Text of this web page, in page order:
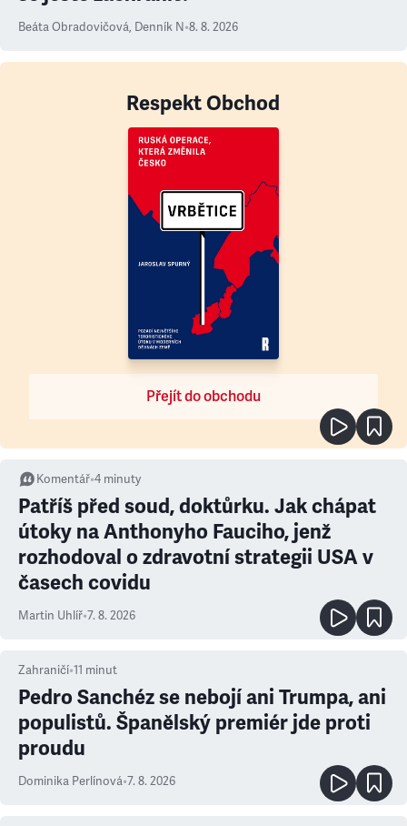
Beáta Obradovičová, Denník N•8. 8. 2026
Respekt Obchod
Přejít do obchodu
Komentář•4 minuty
Patříš před soud, doktůrku. Jak chápat
útoky na Anthonyho Fauciho, jenž
rozhodoval o zdravotní strategii USA v
časech covidu
Martin Uhlíř•7. 8. 2026
Zahraničí•11 minut
Pedro Sanchéz se nebojí ani Trumpa, ani
populistů. Španělský premiér jde proti
proudu
Dominika Perlínová•7. 8. 2026